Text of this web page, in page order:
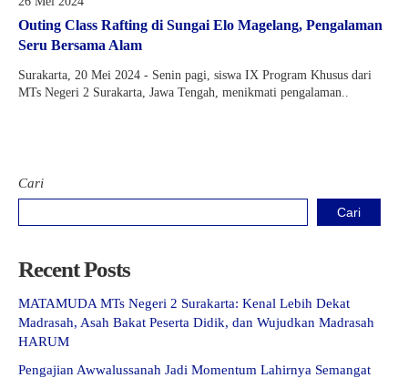
Kartu Tes PMBM
Outing Class Rafting di Sungai Elo Magelang, Pengalaman
Seru Bersama Alam
Surakarta, 20 Mei 2024 - Senin pagi, siswa IX Program Khusus dari
MTs Negeri 2 Surakarta, Jawa Tengah, menikmati pengalaman..
Cari
Cari
Recent Posts
MATAMUDA MTs Negeri 2 Surakarta: Kenal Lebih Dekat
Madrasah, Asah Bakat Peserta Didik, dan Wujudkan Madrasah
HARUM
Pengajian Awwalussanah Jadi Momentum Lahirnya Semangat